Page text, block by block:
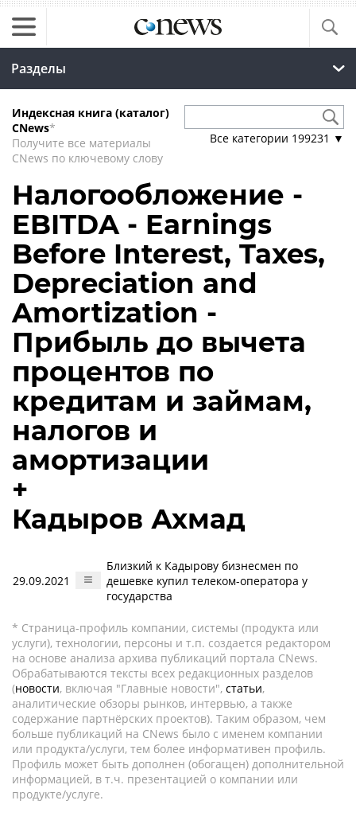
Разделы
Индексная книга (каталог)
CNews*
Получите все материалы
CNews по ключевому слову
Все категории 199231 ▼
Налогообложение -
EBITDA - Earnings
Before Interest, Taxes,
Depreciation and
Amortization -
Прибыль до вычета
процентов по
кредитам и займам,
налогов и
амортизации
+
Кадыров Ахмад
29.09.2021
Близкий к Кадырову бизнесмен по
дешевке купил телеком-оператора у
государства
* Страница-профиль компании, системы (продукта или
услуги), технологии, персоны и т.п. создается редактором
на основе анализа архива публикаций портала CNews.
Обрабатываются тексты всех редакционных разделов
(новости, включая "Главные новости", статьи,
аналитические обзоры рынков, интервью, а также
содержание партнёрских проектов). Таким образом, чем
больше публикаций на CNews было с именем компании
или продукта/услуги, тем более информативен профиль.
Профиль может быть дополнен (обогащен) дополнительной
информацией, в т.ч. презентацией о компании или
продукте/услуге.